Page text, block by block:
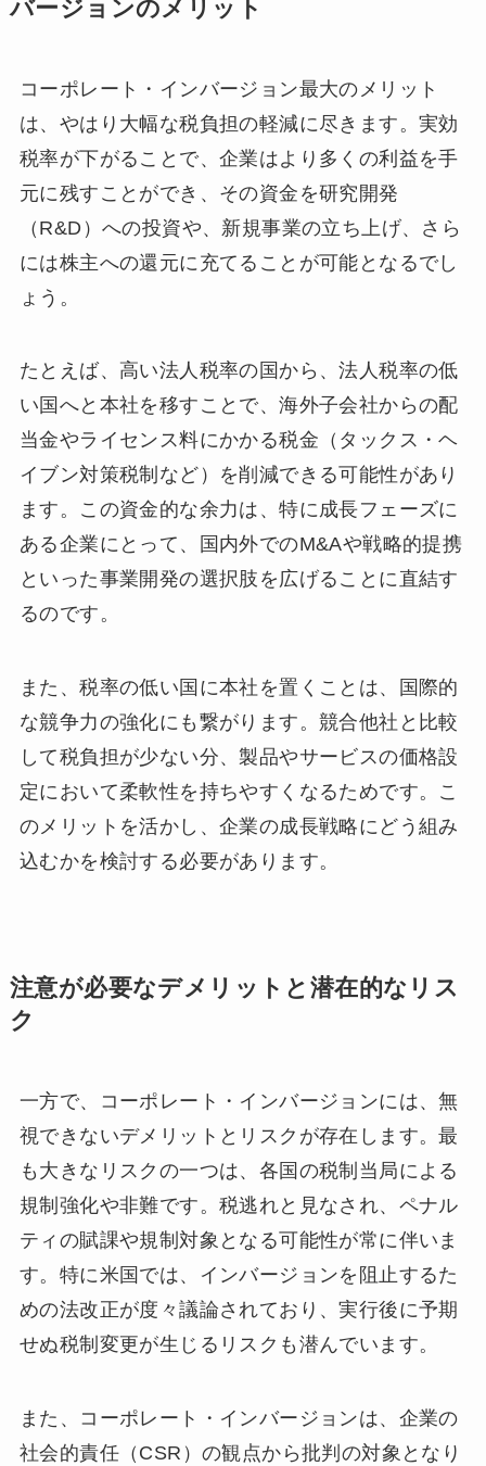
バージョンのメリット
コーポレート・インバージョン最大のメリット
は、やはり大幅な税負担の軽減に尽きます。実効
税率が下がることで、企業はより多くの利益を手
元に残すことができ、その資金を研究開発
（R&D）への投資や、新規事業の立ち上げ、さら
には株主への還元に充てることが可能となるでし
ょう。
たとえば、高い法人税率の国から、法人税率の低
い国へと本社を移すことで、海外子会社からの配
当金やライセンス料にかかる税金（タックス・ヘ
イブン対策税制など）を削減できる可能性があり
ます。この資金的な余力は、特に成長フェーズに
ある企業にとって、国内外でのM&Aや戦略的提携
といった事業開発の選択肢を広げることに直結す
るのです。
また、税率の低い国に本社を置くことは、国際的
な競争力の強化にも繋がります。競合他社と比較
して税負担が少ない分、製品やサービスの価格設
定において柔軟性を持ちやすくなるためです。こ
のメリットを活かし、企業の成長戦略にどう組み
込むかを検討する必要があります。
注意が必要なデメリットと潜在的なリス
ク
一方で、コーポレート・インバージョンには、無
視できないデメリットとリスクが存在します。最
も大きなリスクの一つは、各国の税制当局による
規制強化や非難です。税逃れと見なされ、ペナル
ティの賦課や規制対象となる可能性が常に伴いま
す。特に米国では、インバージョンを阻止するた
めの法改正が度々議論されており、実行後に予期
せぬ税制変更が生じるリスクも潜んでいます。
また、コーポレート・インバージョンは、企業の
社会的責任（CSR）の観点から批判の対象となり